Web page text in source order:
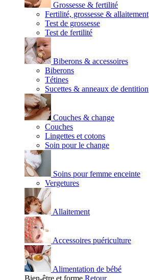
Grossesse & fertilité
Fertilité, grossesse & allaitement
Test de grossesse
Test de fertilité
Biberons & accessoires
Biberons
Tétines
Sucettes & anneaux de dentition
Couches & change
Couches
Lingettes et cotons
Soin pour le change
Soins pour femme enceinte
Vergetures
Allaitement
Accessoires puériculture
Alimentation de bébé
Bien-être et forme Retour